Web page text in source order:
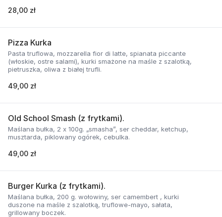
28,00 zł
Pizza Kurka
Pasta truflowa, mozzarella fior di latte, spianata piccante
(włoskie, ostre salami), kurki smażone na maśle z szalotką,
pietruszka, oliwa z białej trufli.
49,00 zł
Old School Smash (z frytkami).
Maślana bułka, 2 x 100g. „smasha”, ser cheddar, ketchup,
musztarda, piklowany ogórek, cebulka.
49,00 zł
Burger Kurka (z frytkami).
Maślana bułka, 200 g. wołowiny, ser camembert , kurki
duszone na maśle z szalotką, truflowe-mayo, sałata,
grillowany boczek.